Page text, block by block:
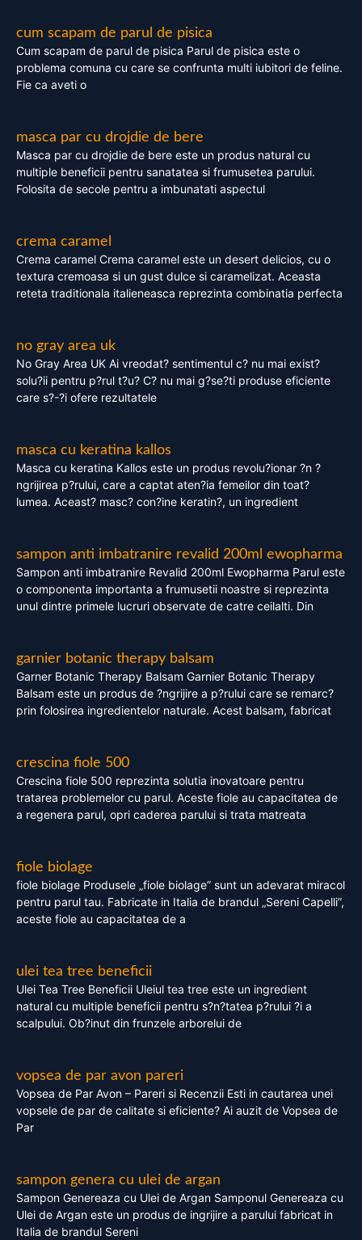
cum scapam de parul de pisica
Cum scapam de parul de pisica Parul de pisica este o
problema comuna cu care se confrunta multi iubitori de feline.
Fie ca aveti o
masca par cu drojdie de bere
Masca par cu drojdie de bere este un produs natural cu
multiple beneficii pentru sanatatea si frumusetea parului.
Folosita de secole pentru a imbunatati aspectul
crema caramel
Crema caramel Crema caramel este un desert delicios, cu o
textura cremoasa si un gust dulce si caramelizat. Aceasta
reteta traditionala italieneasca reprezinta combinatia perfecta
no gray area uk
No Gray Area UK Ai vreodat? sentimentul c? nu mai exist?
solu?ii pentru p?rul t?u? C? nu mai g?se?ti produse eficiente
care s?-?i ofere rezultatele
masca cu keratina kallos
Masca cu keratina Kallos este un produs revolu?ionar ?n ?
ngrijirea p?rului, care a captat aten?ia femeilor din toat?
lumea. Aceast? masc? con?ine keratin?, un ingredient
sampon anti imbatranire revalid 200ml ewopharma
Sampon anti imbatranire Revalid 200ml Ewopharma Parul este
o componenta importanta a frumusetii noastre si reprezinta
unul dintre primele lucruri observate de catre ceilalti. Din
garnier botanic therapy balsam
Garner Botanic Therapy Balsam Garnier Botanic Therapy
Balsam este un produs de ?ngrijire a p?rului care se remarc?
prin folosirea ingredientelor naturale. Acest balsam, fabricat
crescina fiole 500
Crescina fiole 500 reprezinta solutia inovatoare pentru
tratarea problemelor cu parul. Aceste fiole au capacitatea de
a regenera parul, opri caderea parului si trata matreata
fiole biolage
fiole biolage Produsele „fiole biolage” sunt un adevarat miracol
pentru parul tau. Fabricate in Italia de brandul „Sereni Capelli”,
aceste fiole au capacitatea de a
ulei tea tree beneficii
Ulei Tea Tree Beneficii Uleiul tea tree este un ingredient
natural cu multiple beneficii pentru s?n?tatea p?rului ?i a
scalpului. Ob?inut din frunzele arborelui de
vopsea de par avon pareri
Vopsea de Par Avon – Pareri si Recenzii Esti in cautarea unei
vopsele de par de calitate si eficiente? Ai auzit de Vopsea de
Par
sampon genera cu ulei de argan
Sampon Genereaza cu Ulei de Argan Samponul Genereaza cu
Ulei de Argan este un produs de ingrijire a parului fabricat in
Italia de brandul Sereni